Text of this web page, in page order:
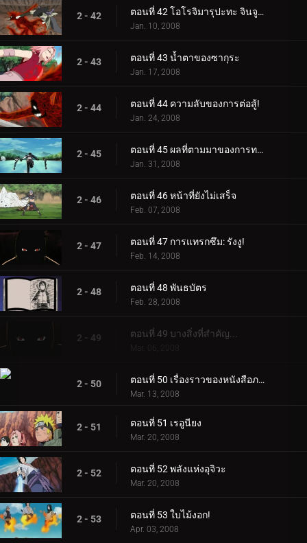
2 - 42 ตอนที่ 42 โอโรจิมารุปะทะ จินจูริกิ
Jan. 10, 2008
2 - 43 ตอนที่ 43 น้ำตาของซากุระ
Jan. 17, 2008
2 - 44 ตอนที่ 44 ความลับของการต่อสู้!
Jan. 24, 2008
2 - 45 ตอนที่ 45 ผลที่ตามมาของการทรยศ
Jan. 31, 2008
2 - 46 ตอนที่ 46 หน้าที่ยังไม่เสร็จ
Feb. 07, 2008
2 - 47 ตอนที่ 47 การแทรกซึม: รังงู!
Feb. 14, 2008
2 - 48 ตอนที่ 48 พันธบัตร
Feb. 28, 2008
2 - 49 ตอนที่ 49 บางสิ่งที่สำคัญ...
Mar. 06, 2008
2 - 50 ตอนที่ 50 เรื่องราวของหนังสือภาพ
Mar. 13, 2008
2 - 51 ตอนที่ 51 เรอูนียง
Mar. 20, 2008
2 - 52 ตอนที่ 52 พลังแห่งอุจิวะ
Mar. 20, 2008
2 - 53 ตอนที่ 53 ใบไม้งอก!
Apr. 03, 2008